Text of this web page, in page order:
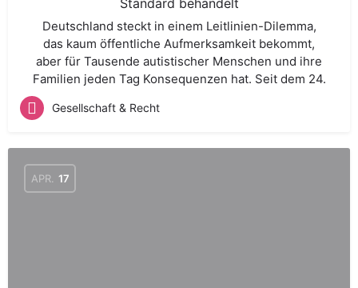
Standard behandelt
Deutschland steckt in einem Leitlinien-Dilemma,
das kaum öffentliche Aufmerksamkeit bekommt,
aber für Tausende autistischer Menschen und ihre
Familien jeden Tag Konsequenzen hat. Seit dem 24.
Gesellschaft & Recht
APR. 17